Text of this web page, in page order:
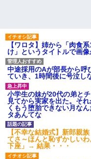
【ワロタ】姉から「肉食
け」というタイトルで画
中途採用のAが部長から呼
ていき、1時間後に号泣し
小学生の妹が20代の弟と
見てから実家を出た。そ
くもう堕胎できない月な
タあんてな
【不幸な結婚式】新郎親
てさ～ほんと恥ずかしい
下座」→ 結果・・・